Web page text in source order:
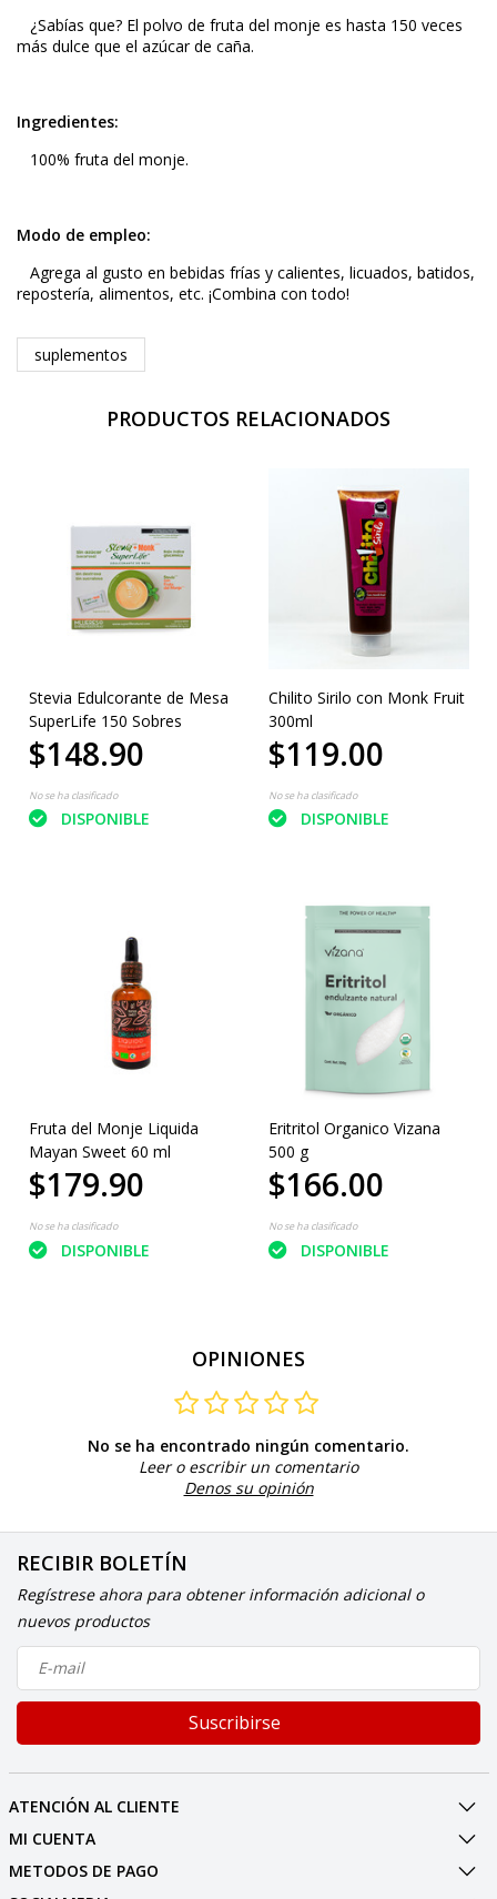
¿Sabías que? El polvo de fruta del monje es hasta 150 veces
más dulce que el azúcar de caña.
Ingredientes:
100% fruta del monje.
Modo de empleo:
Agrega al gusto en bebidas frías y calientes, licuados, batidos,
repostería, alimentos, etc. ¡Combina con todo!
suplementos
PRODUCTOS RELACIONADOS
Stevia Edulcorante de Mesa
SuperLife 150 Sobres
$148.90
No se ha clasificado
DISPONIBLE
Chilito Sirilo con Monk Fruit
300ml
$119.00
No se ha clasificado
DISPONIBLE
Fruta del Monje Liquida
Mayan Sweet 60 ml
$179.90
No se ha clasificado
DISPONIBLE
Eritritol Organico Vizana
500 g
$166.00
No se ha clasificado
DISPONIBLE
OPINIONES
No se ha encontrado ningún comentario.
Leer o escribir un comentario
Denos su opinión
RECIBIR BOLETÍN
Regístrese ahora para obtener información adicional o
nuevos productos
Suscribirse
ATENCIÓN AL CLIENTE
MI CUENTA
METODOS DE PAGO